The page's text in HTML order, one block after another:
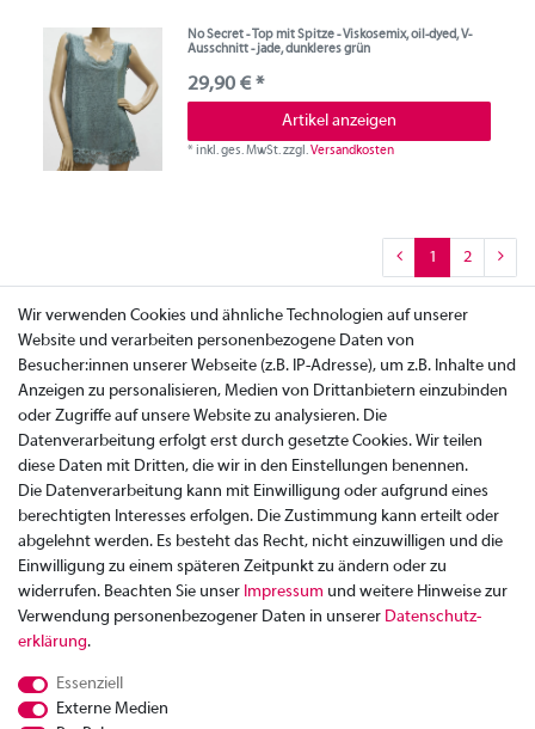
No Secret - Top mit Spitze - Viskosemix, oil-dyed, V-
Ausschnitt - jade, dunkleres grün
29,90 € *
Artikel anzeigen
*inkl. ges. MwSt.zzgl.Versandkosten
1 2
Zahlung
Rücksendung
Wir verwenden Cookies und ähnliche Technologien auf unserer
Website und verarbeiten personenbezogene Daten von
Besucher:innen unserer Webseite (z.B. IP-Adresse), um z.B. Inhalte und
Anzeigen zu personalisieren, Medien von Drittanbietern einzubinden
oder Zugriffe auf unsere Website zu analysieren. Die
Datenverarbeitung erfolgt erst durch gesetzte Cookies. Wir teilen
diese Daten mit Dritten, die wir in den Einstellungen benennen.
Die Datenverarbeitung kann mit Einwilligung oder aufgrund eines
berechtigten Interesses erfolgen. Die Zustimmung kann erteilt oder
abgelehnt werden. Es besteht das Recht, nicht einzuwilligen und die
Einwilligung zu einem späteren Zeitpunkt zu ändern oder zu
widerrufen. Beachten Sie unser Impressum und weitere Hinweise zur
Verwendung personenbezogener Daten in unserer Daten­schutz­
erklärung.
Essenziell
Externe Medien